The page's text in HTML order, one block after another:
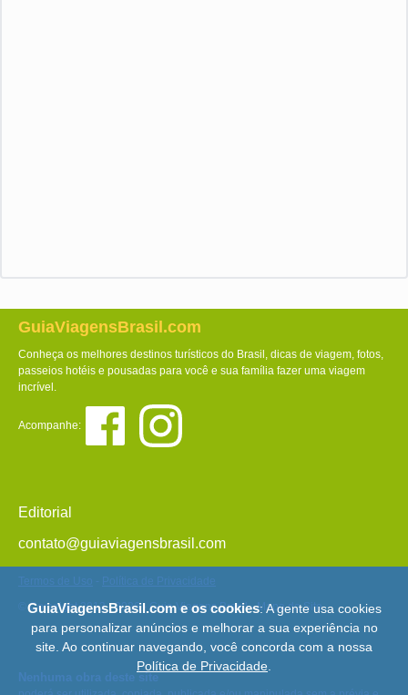
GuiaViagensBrasil.com
Conheça os melhores destinos turísticos do Brasil, dicas de viagem, fotos,
passeios hotéis e pousadas para você e sua família fazer uma viagem
incrível.
Acompanhe:
Editorial
contato@guiaviagensbrasil.com
Termos de Uso
Política de Privacidade
© Copyright 2013 - 2026 - Guia Viagens Brasil -Mapa do Site
Nenhuma obra deste site
GuiaViagensBrasil.com e os cookies: A gente usa cookies
para personalizar anúncios e melhorar a sua experiência no
site. Ao continuar navegando, você concorda com a nossa
Política de Privacidade